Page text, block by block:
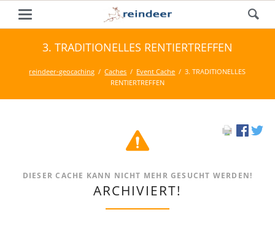
3. TRADITIONELLES RENTIERTREFFEN
reindeer-geocaching Caches Event Cache
3. TRADITIONELLES
RENTIERTREFFEN
DIESER CACHE KANN NICHT MEHR GESUCHT WERDEN!
ARCHIVIERT!